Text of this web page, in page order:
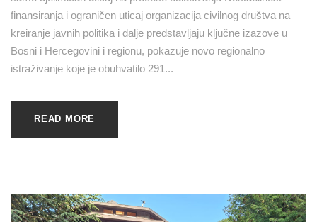
finansiranja i ograničen uticaj organizacija civilnog društva na
kreiranje javnih politika i dalje predstavljaju ključne izazove u
Bosni i Hercegovini i regionu, pokazuje novo regionalno
istraživanje koje je obuhvatilo 291...
READ MORE